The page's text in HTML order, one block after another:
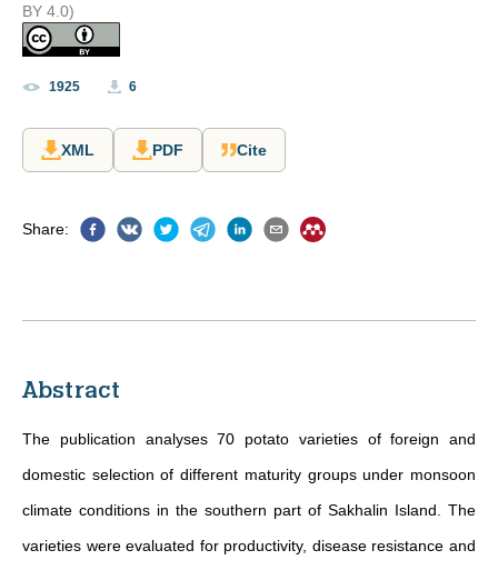
BY 4.0)
1925 6
XML PDF Cite
Share:
Abstract
The publication analyses 70 potato varieties of foreign and
domestic selection of different maturity groups under monsoon
climate conditions in the southern part of Sakhalin Island. The
varieties were evaluated for productivity, disease resistance and